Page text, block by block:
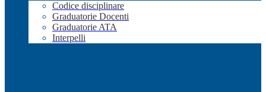
Codice disciplinare
Graduatorie Docenti
Graduatorie ATA
Interpelli